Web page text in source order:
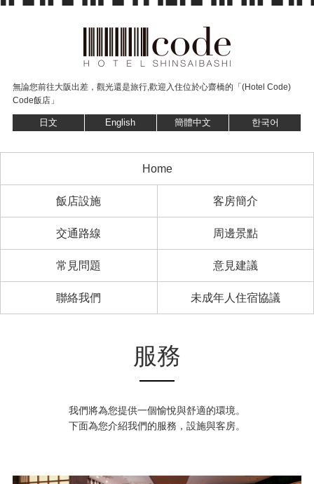
無論您前往大阪出差，觀光還是旅行,歡迎入住位於心齋橋的「(Hotel Code)
Code飯店」
日文 English 簡體中文 한국어
Home
飯店設施 客房簡介
交通路線 周邊景點
常見問題 意見建議
聯絡我們 未成年人住宿協議
服務
我們將為您提供一個愉悅與舒適的環境。
下面為您介紹我們的服務，設施與客房。